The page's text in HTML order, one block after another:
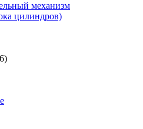
механизм
цилиндров)